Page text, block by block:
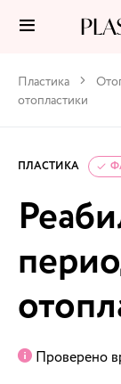
Пластика
отопластики
ПЛАСТИКА
Проверено